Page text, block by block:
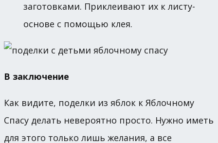
заготовками. Приклеивают их к листу-
основе с помощью клея.
В заключение
Как видите, поделки из яблок к Яблочному
Спасу делать невероятно просто. Нужно иметь
для этого только лишь желания, а все